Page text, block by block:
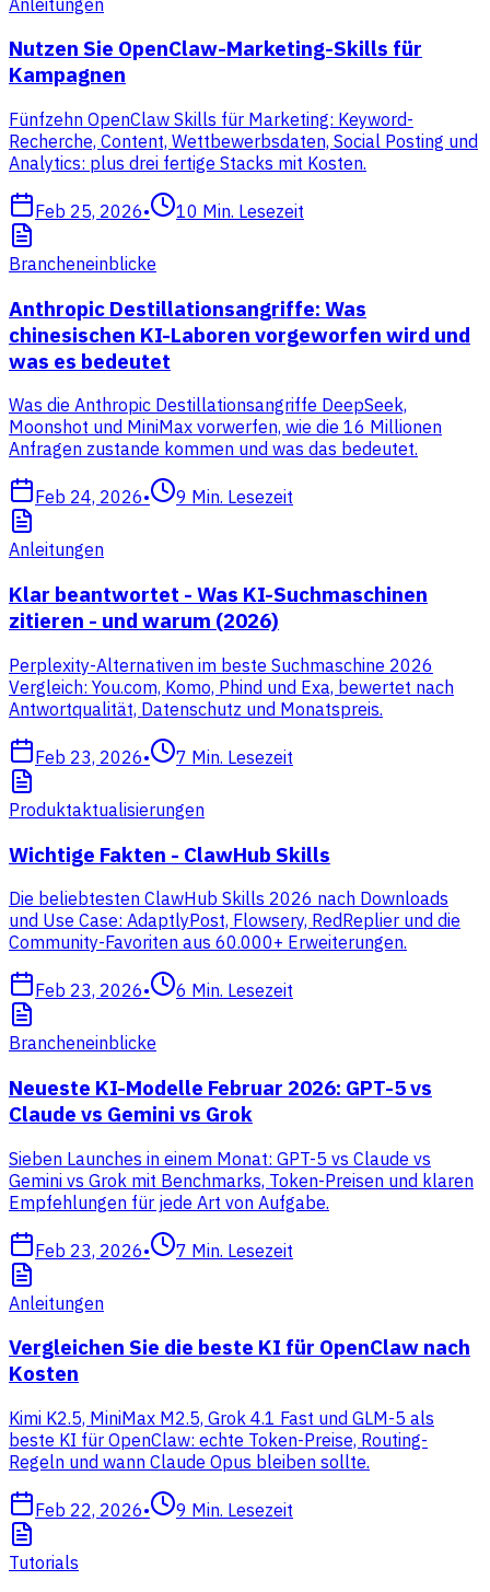
Nutzen Sie OpenClaw-Marketing-Skills für
Kampagnen
Fünfzehn OpenClaw Skills für Marketing: Keyword-
Recherche, Content, Wettbewerbsdaten, Social Posting und
Analytics: plus drei fertige Stacks mit Kosten.
Feb 25, 2026• 10 Min. Lesezeit
Brancheneinblicke
Anthropic Destillationsangriffe: Was
chinesischen KI-Laboren vorgeworfen wird und
was es bedeutet
Was die Anthropic Destillationsangriffe DeepSeek,
Moonshot und MiniMax vorwerfen, wie die 16 Millionen
Anfragen zustande kommen und was das bedeutet.
Feb 24, 2026• 9 Min. Lesezeit
Anleitungen
Klar beantwortet - Was KI-Suchmaschinen
zitieren - und warum (2026)
Perplexity-Alternativen im beste Suchmaschine 2026
Vergleich: You.com, Komo, Phind und Exa, bewertet nach
Antwortqualität, Datenschutz und Monatspreis.
Feb 23, 2026• 7 Min. Lesezeit
Produktaktualisierungen
Wichtige Fakten - ClawHub Skills
Die beliebtesten ClawHub Skills 2026 nach Downloads
und Use Case: AdaptlyPost, Flowsery, RedReplier und die
Community-Favoriten aus 60.000+ Erweiterungen.
Feb 23, 2026• 6 Min. Lesezeit
Brancheneinblicke
Neueste KI-Modelle Februar 2026: GPT-5 vs
Claude vs Gemini vs Grok
Sieben Launches in einem Monat: GPT-5 vs Claude vs
Gemini vs Grok mit Benchmarks, Token-Preisen und klaren
Empfehlungen für jede Art von Aufgabe.
Feb 23, 2026• 7 Min. Lesezeit
Anleitungen
Vergleichen Sie die beste KI für OpenClaw nach
Kosten
Kimi K2.5, MiniMax M2.5, Grok 4.1 Fast und GLM-5 als
beste KI für OpenClaw: echte Token-Preise, Routing-
Regeln und wann Claude Opus bleiben sollte.
Feb 22, 2026• 9 Min. Lesezeit
Tutorials